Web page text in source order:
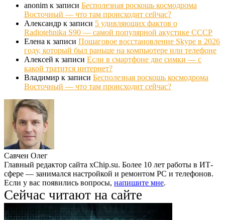
anonim к записи Бесполезная роскошь космодрома
Восточный — что там происходит сейчас?
Александр к записи 5 удивляющих фактов о
Radiotehnika S90 — самой популярной акустике СССР
Елена к записи Пошаговое восстановление Skype в 2026
году, который был раньше на компьютере или телефоне
Алексей к записи Если в смартфоне две симки — с
какой тратится интернет?
Владимир к записи Бесполезная роскошь космодрома
Восточный — что там происходит сейчас?
Савчен Олег
Главный редактор сайта xChip.su. Более 10 лет работы в ИТ-
сфере — занимался настройкой и ремонтом PC и телефонов.
Если у вас появились вопросы, напишите мне.
Сейчас читают на сайте